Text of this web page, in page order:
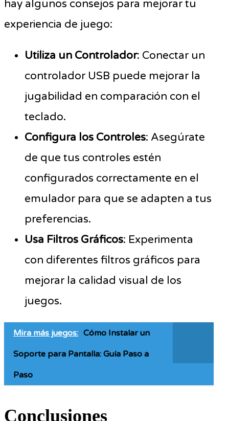
hay algunos consejos para mejorar tu
experiencia de juego:
Utiliza un Controlador: Conectar un
controlador USB puede mejorar la
jugabilidad en comparación con el
teclado.
Configura los Controles: Asegúrate
de que tus controles estén
configurados correctamente en el
emulador para que se adapten a tus
preferencias.
Usa Filtros Gráficos: Experimenta
con diferentes filtros gráficos para
mejorar la calidad visual de los
juegos.
Mira más juegos: Cómo Instalar un
Soporte para Pantalla: Guía Paso a
Paso
Conclusiones